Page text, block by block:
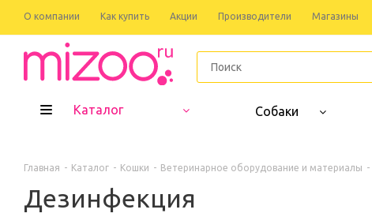
О компании Как купить Акции Производители Магазины
Каталог Собаки
Главная - Каталог - Кошки - Ветеринарное оборудование и материалы -
Дезинфекция